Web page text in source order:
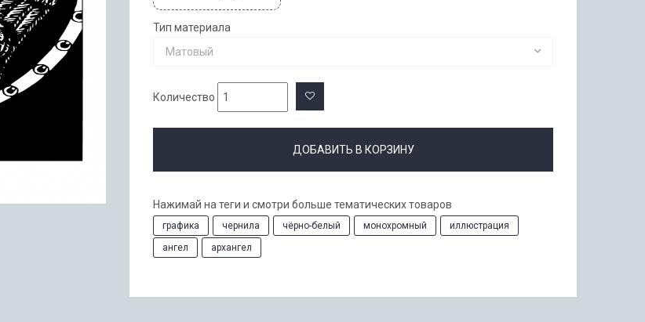
Тип материала
Матовый
Количество
ДОБАВИТЬ В КОРЗИНУ
Нажимай на теги и смотри больше тематических товаров
графика чернила чёрно-белый монохромный
иллюстрация
ангел
архангел